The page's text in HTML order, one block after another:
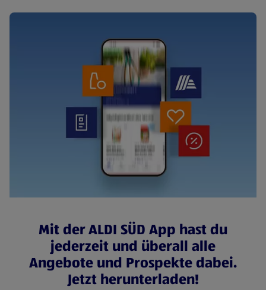
Mit der ALDI SÜD App hast du
jederzeit und überall alle
Angebote und Prospekte dabei.
Jetzt herunterladen!